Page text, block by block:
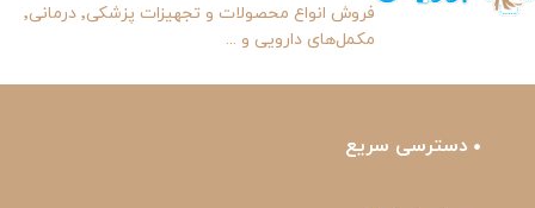
فروش انواع محصولات و تجهیزات پزشکی٬ درمانی٬
مکمل‌های دارویی و ...
دسترسی سریع